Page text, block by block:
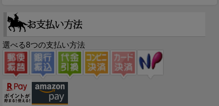
選べる8つの支払い方法